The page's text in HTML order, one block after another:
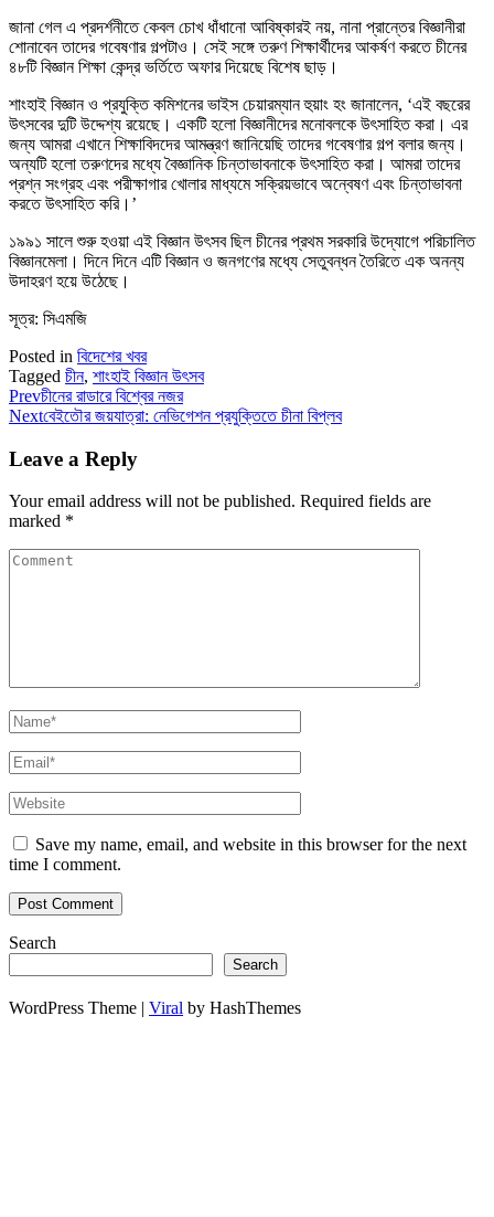
জানা গেল এ প্রদর্শনীতে কেবল চোখ ধাঁধানো আবিষ্কারই নয়, নানা প্রান্তের বিজ্ঞানীরা
শোনাবেন তাদের গবেষণার গল্পটাও। সেই সঙ্গে তরুণ শিক্ষার্থীদের আকর্ষণ করতে চীনের
৪৮টি বিজ্ঞান শিক্ষা কেন্দ্র ভর্তিতে অফার দিয়েছে বিশেষ ছাড়।
শাংহাই বিজ্ঞান ও প্রযুক্তি কমিশনের ভাইস চেয়ারম্যান হুয়াং হং জানালেন, ‘এই বছরের
উৎসবের দুটি উদ্দেশ্য রয়েছে। একটি হলো বিজ্ঞানীদের মনোবলকে উৎসাহিত করা। এর
জন্য আমরা এখানে শিক্ষাবিদদের আমন্ত্রণ জানিয়েছি তাদের গবেষণার গল্প বলার জন্য।
অন্যটি হলো তরুণদের মধ্যে বৈজ্ঞানিক চিন্তাভাবনাকে উৎসাহিত করা। আমরা তাদের
প্রশ্ন সংগ্রহ এবং পরীক্ষাগার খোলার মাধ্যমে সক্রিয়ভাবে অন্বেষণ এবং চিন্তাভাবনা
করতে উৎসাহিত করি।’
১৯৯১ সালে শুরু হওয়া এই বিজ্ঞান উৎসব ছিল চীনের প্রথম সরকারি উদ্যোগে পরিচালিত
বিজ্ঞানমেলা। দিনে দিনে এটি বিজ্ঞান ও জনগণের মধ্যে সেতুবন্ধন তৈরিতে এক অনন্য
উদাহরণ হয়ে উঠেছে।
সূত্র: সিএমজি
Posted in বিদেশের খবর
Tagged চীন, শাংহাই বিজ্ঞান উৎসব
Prevচীনের রাডারে বিশ্বের নজর
Nextবেইতৌর জয়যাত্রা: নেভিগেশন প্রযুক্তিতে চীনা বিপ্লব
Leave a Reply
Your email address will not be published. Required fields are
marked *
Save my name, email, and website in this browser for the next
time I comment.
Search
Search
WordPress Theme | Viral by HashThemes